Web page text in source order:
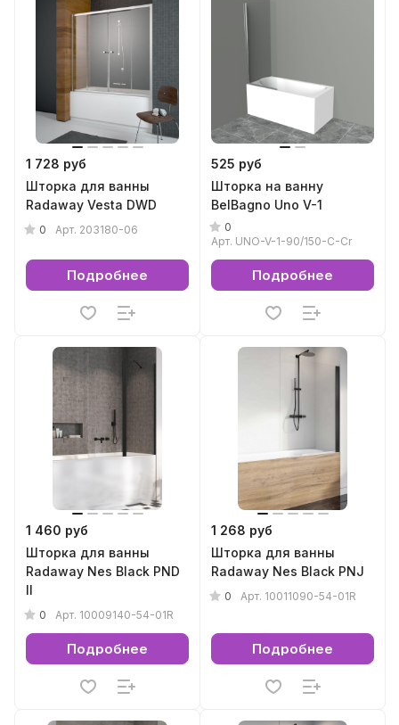
1 728 руб
Шторка для ванны
Radaway Vesta DWD
0 Арт. 203180-06
Подробнее
525 руб
Шторка на ванну
BelBagno Uno V-1
0
Арт. UNO-V-1-90/150-C-Cr
Подробнее
1 460 руб
Шторка для ванны
Radaway Nes Black PND
II
0 Арт. 10009140-54-01R
Подробнее
1 268 руб
Шторка для ванны
Radaway Nes Black PNJ
0 Арт. 10011090-54-01R
Подробнее